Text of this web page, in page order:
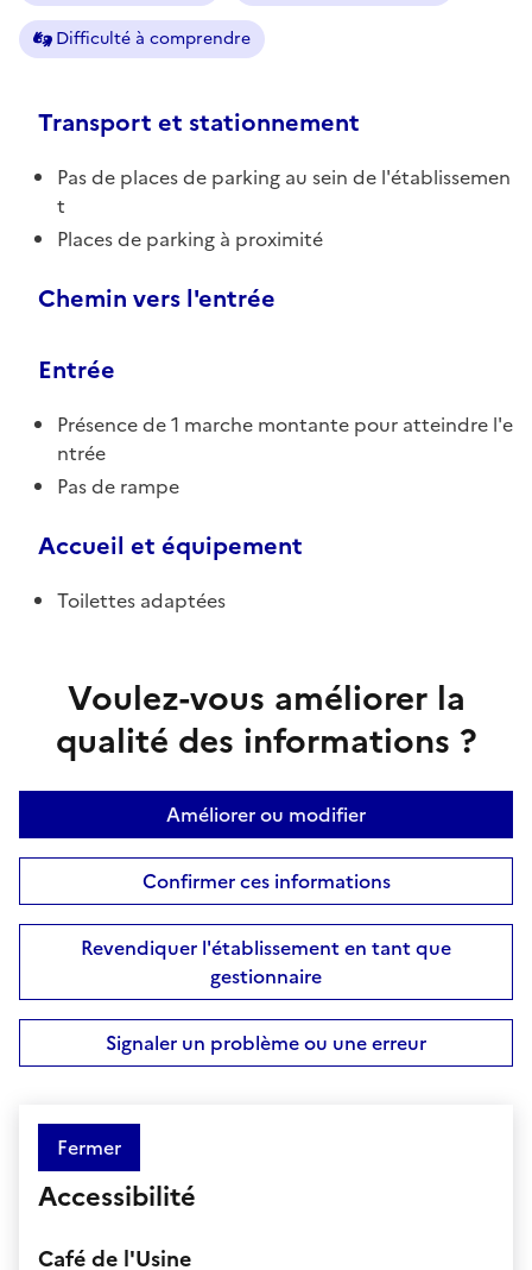
Difficulté à comprendre
Transport et stationnement
Pas de places de parking au sein de l'établissemen
t
Places de parking à proximité
Chemin vers l'entrée
Entrée
Présence de 1 marche montante pour atteindre l'e
ntrée
Pas de rampe
Accueil et équipement
Toilettes adaptées
Voulez-vous améliorer la
qualité des informations ?
Améliorer ou modifier
Confirmer ces informations
Revendiquer l'établissement en tant que
gestionnaire
Signaler un problème ou une erreur
Fermer
Accessibilité
Café de l'Usine